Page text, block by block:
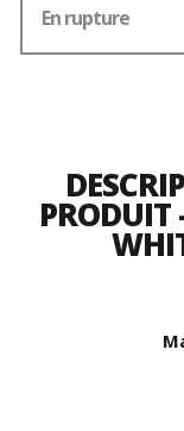
En rupture